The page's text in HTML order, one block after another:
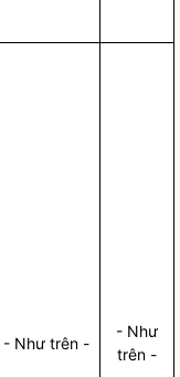
- Như trên -
- Như
trên -